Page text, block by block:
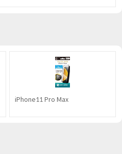
iPhone11 Pro Max